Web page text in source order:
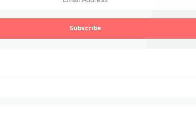
Subscribe